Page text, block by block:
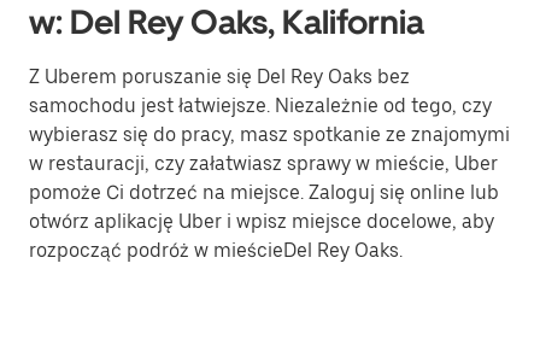
w: Del Rey Oaks, Kalifornia
Z Uberem poruszanie się Del Rey Oaks bez
samochodu jest łatwiejsze. Niezależnie od tego, czy
wybierasz się do pracy, masz spotkanie ze znajomymi
w restauracji, czy załatwiasz sprawy w mieście, Uber
pomoże Ci dotrzeć na miejsce. Zaloguj się online lub
otwórz aplikację Uber i wpisz miejsce docelowe, aby
rozpocząć podróż w mieścieDel Rey Oaks.